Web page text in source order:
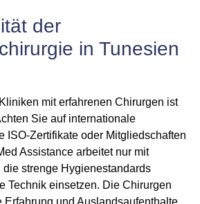
der
in Tunesien
mit erfahrenen Chirurgen ist
Sie auf internationale
ISO-Zertifikate oder Mitgliedschaften
Assistance arbeitet nur mit
die strenge Hygienestandards
Technik einsetzen. Die Chirurgen
Erfahrung und Auslandsaufenthalte